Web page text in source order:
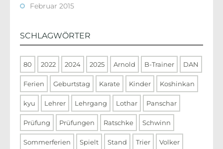
Februar 2015
SCHLAGWÖRTER
80 2022 2024 2025 Arnold B-Trainer DAN
Ferien Geburtstag Karate Kinder Koshinkan
kyu Lehrer Lehrgang Lothar Panschar
Prüfung Prüfungen Ratschke Schwinn
Sommerferien Spielt Stand Trier Volker